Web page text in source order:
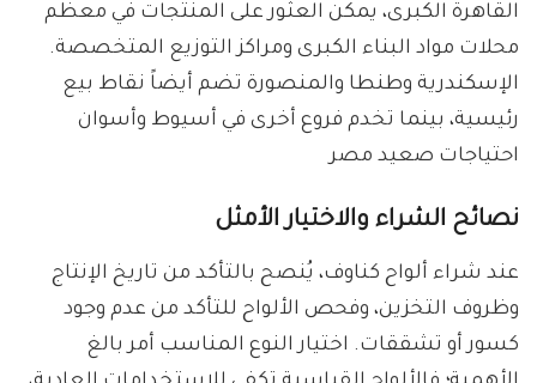
القاهرة الكبرى، يمكن العثور على المنتجات في معظم
محلات مواد البناء الكبرى ومراكز التوزيع المتخصصة.
الإسكندرية وطنطا والمنصورة تضم أيضاً نقاط بيع
رئيسية، بينما تخدم فروع أخرى في أسيوط وأسوان
احتياجات صعيد مصر
نصائح الشراء والاختيار الأمثل
عند شراء ألواح كناوف، يُنصح بالتأكد من تاريخ الإنتاج
وظروف التخزين، وفحص الألواح للتأكد من عدم وجود
كسور أو تشققات. اختيار النوع المناسب أمر بالغ